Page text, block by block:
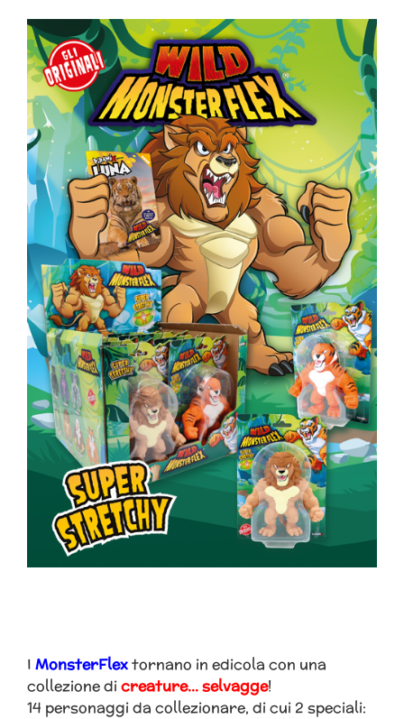
I MonsterFlextornano in edicola con una
collezione dicreature… selvagge!
14 personaggi da collezionare, di cui 2 speciali: